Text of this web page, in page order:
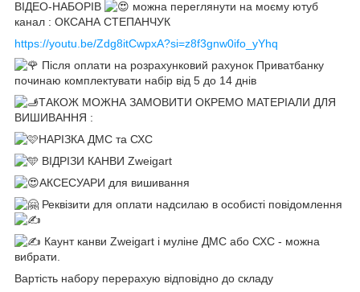
ВІДЕО-НАБОРІВ
можна переглянути на моєму ютуб
канал : ОКСАНА СТЕПАНЧУК
https://youtu.be/Zdg8itCwpxA?si=z8f3gnw0ifo_yYhq
Після оплати на розрахунковий рахунок Приватбанку
починаю комплектувати набір від 5 до 14 днів
ТАКОЖ МОЖНА ЗАМОВИТИ ОКРЕМО МАТЕРІАЛИ ДЛЯ
ВИШИВАННЯ :
НАРІЗКА ДМС та СХС
ВІДРІЗИ КАНВИ Zweigart
АКСЕСУАРИ для вишивання
Реквізити для оплати надсилаю в особисті повідомлення
Каунт канви Zweigart і муліне ДМС або СХС - можна
вибрати.
Вартість набору перерахую відповідно до складу